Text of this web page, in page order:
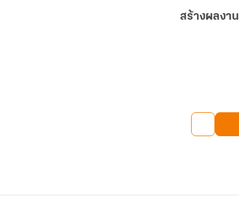
สร้างผลงาน